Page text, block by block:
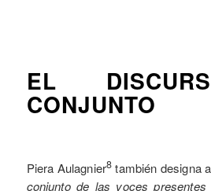
EL
CONJUNTO
Piera Aulagnier8 también designa
conjunto de las voces presentes